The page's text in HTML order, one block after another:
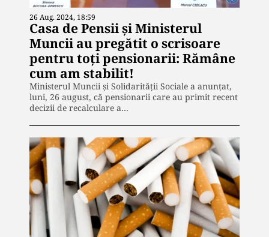
26 Aug. 2024, 18:59
Casa de Pensii și Ministerul
Muncii au pregătit o scrisoare
pentru toți pensionarii: Rămâne
cum am stabilit!
Ministerul Muncii și Solidarității Sociale a anunțat,
luni, 26 august, că pensionarii care au primit recent
decizii de recalculare a…